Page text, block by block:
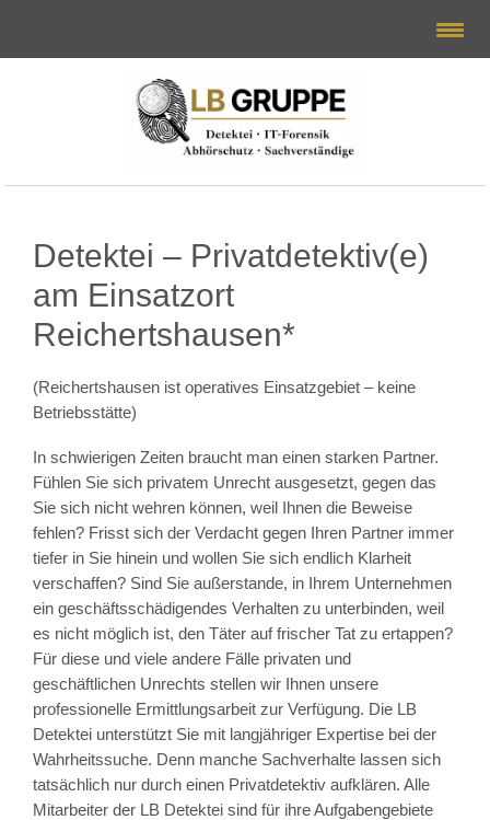
Detektei – Privatdetektiv(e)
am Einsatzort
Reichertshausen*
(Reichertshausen ist operatives Einsatzgebiet – keine
Betriebsstätte)
In schwierigen Zeiten braucht man einen starken Partner.
Fühlen Sie sich privatem Unrecht ausgesetzt, gegen das
Sie sich nicht wehren können, weil Ihnen die Beweise
fehlen? Frisst sich der Verdacht gegen Ihren Partner immer
tiefer in Sie hinein und wollen Sie sich endlich Klarheit
verschaffen? Sind Sie außerstande, in Ihrem Unternehmen
ein geschäftsschädigendes Verhalten zu unterbinden, weil
es nicht möglich ist, den Täter auf frischer Tat zu ertappen?
Für diese und viele andere Fälle privaten und
geschäftlichen Unrechts stellen wir Ihnen unsere
professionelle Ermittlungsarbeit zur Verfügung. Die LB
Detektei unterstützt Sie mit langjähriger Expertise bei der
Wahrheitssuche. Denn manche Sachverhalte lassen sich
tatsächlich nur durch einen Privatdetektiv aufklären. Alle
Mitarbeiter der LB Detektei sind für ihre Aufgabengebiete